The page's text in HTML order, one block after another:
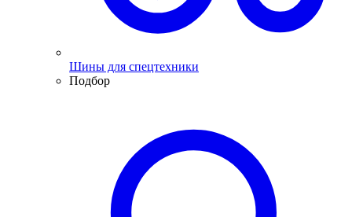
Шины для спецтехники
Подбор